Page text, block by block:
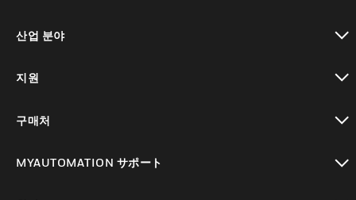
산업 분야
지원
구매처
MYAUTOMATION サポート